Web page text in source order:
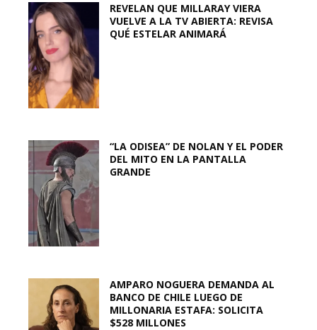
REVELAN QUE MILLARAY VIERA
VUELVE A LA TV ABIERTA: REVISA
QUÉ ESTELAR ANIMARÁ
“LA ODISEA” DE NOLAN Y EL PODER
DEL MITO EN LA PANTALLA
GRANDE
AMPARO NOGUERA DEMANDA AL
BANCO DE CHILE LUEGO DE
MILLONARIA ESTAFA: SOLICITA
$528 MILLONES